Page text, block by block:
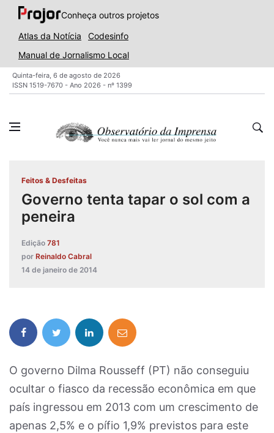
Conheça outros projetos
Atlas da Notícia
Codesinfo
Manual de Jornalismo Local
Quinta-feira, 6 de agosto de 2026
ISSN 1519-7670 - Ano 2026 - nº 1399
Feitos & Desfeitas
Governo tenta tapar o sol com a
peneira
Edição 781
por Reinaldo Cabral
14 de janeiro de 2014
O governo Dilma Rousseff (PT) não conseguiu
ocultar o fiasco da recessão econômica em que
país ingressou em 2013 com um crescimento de
apenas 2,5% e o pífio 1,9% previstos para este